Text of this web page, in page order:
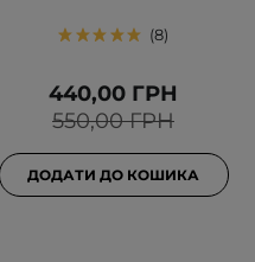
8
550,00 ГРН
440,00 ГРН
ДОДАТИ ДО КОШИКА